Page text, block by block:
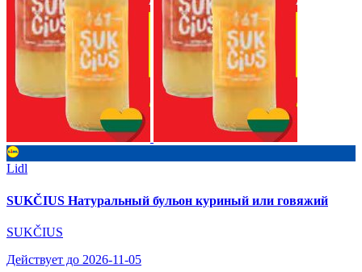
Lidl
SUKČIUS Натуральный бульон куриный или говяжий
SUKČIUS
Действует до 2026-11-05